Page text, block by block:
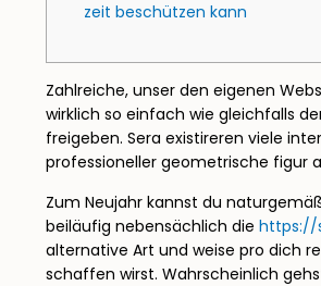
zeit beschützen kann
Zahlreiche, unser den eigenen
wirklich so einfach wie gleichfalls
freigeben. Sera existireren viele
professioneller geometrische figur
Zum Neujahr kannst du
beiläufig nebensächlich die https://
alternative Art und weise pro dich
schaffen wirst. Wahrscheinlich